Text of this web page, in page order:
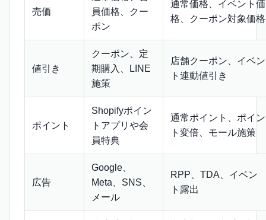
売価
員価格、クー
ポン
通常価格、イベント価
格、クーポン対象価格
値引き
クーポン、定
期購入、LINE
施策
店舗クーポン、イベン
ト連動値引き
ポイント
Shopifyポイン
トアプリや会
員特典
通常ポイント、ポイン
ト変倍、モール施策
広告
Google、
Meta、SNS、
メール
RPP、TDA、イベン
ト露出